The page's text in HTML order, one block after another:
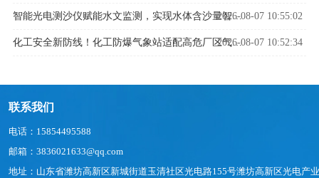
智能光电测沙仪赋能水文监测，实现水体含沙量智能精准管控
2026-08-07 10:55:02
化工安全新防线！化工防爆气象站适配高危厂区气象监测
2026-08-07 10:52:34
联系我们
电话：15854495588
邮箱：3836021633@qq.com
地址：山东省潍坊高新区新城街道玉清社区光电路155号潍坊高新区光电产业